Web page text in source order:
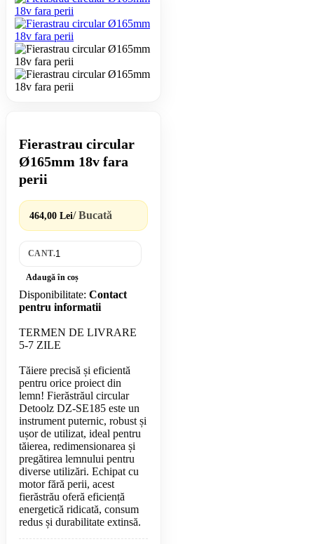
Fierastrau circular
Ø165mm 18v fara
perii
464,00 Lei/ Bucată
CANT.
Adaugă în coș
Disponibilitate: Contact
pentru informatii
TERMEN DE LIVRARE
5-7 ZILE
Tăiere precisă și eficientă
pentru orice proiect din
lemn! Fierăstrăul circular
Detoolz DZ-SE185 este un
instrument puternic, robust și
ușor de utilizat, ideal pentru
tăierea, redimensionarea și
pregătirea lemnului pentru
diverse utilizări. Echipat cu
motor fără perii, acest
fierăstrău oferă eficiență
energetică ridicată, consum